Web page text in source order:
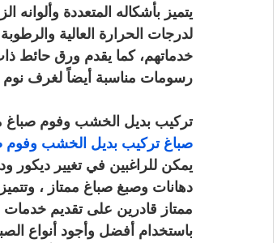
يتميز بأشكاله المتعددة وألوانه
لدرجات الحرارة العالية
خدماتهم، كما يقدم ورق حائط
رسومات مناسبة أيضاً لغرف نوم
تركيب بديل الخشب وفوم صباغ
صباغ تركيب بديل الخشب وفوم صباغ ممتاز /
يمكن للراغبين في تغيير ديكور
دهانات وصبغ صباغ ممتاز ،
ممتاز قادرين على تقديم
باستخدام أفضل وأجود أنواع